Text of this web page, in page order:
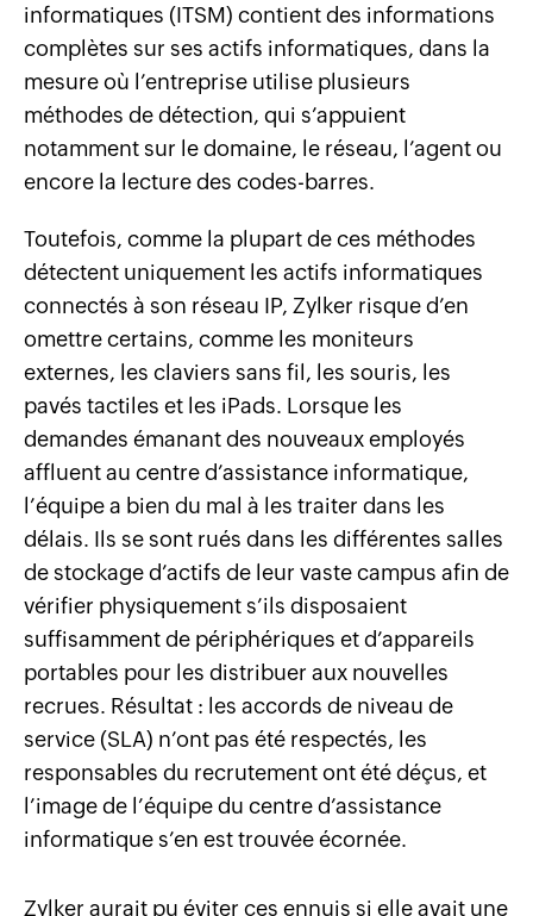
informatiques (ITSM) contient des informations
complètes sur ses actifs informatiques, dans la
mesure où l’entreprise utilise plusieurs
méthodes de détection, qui s’appuient
notamment sur le domaine, le réseau, l’agent ou
encore la lecture des codes-barres.
Toutefois, comme la plupart de ces méthodes
détectent uniquement les actifs informatiques
connectés à son réseau IP, Zylker risque d’en
omettre certains, comme les moniteurs
externes, les claviers sans fil, les souris, les
pavés tactiles et les iPads. Lorsque les
demandes émanant des nouveaux employés
affluent au centre d’assistance informatique,
l’équipe a bien du mal à les traiter dans les
délais. Ils se sont rués dans les différentes salles
de stockage d’actifs de leur vaste campus afin de
vérifier physiquement s’ils disposaient
suffisamment de périphériques et d’appareils
portables pour les distribuer aux nouvelles
recrues. Résultat : les accords de niveau de
service (SLA) n’ont pas été respectés, les
responsables du recrutement ont été déçus, et
l’image de l’équipe du centre d’assistance
informatique s’en est trouvée écornée.
Zylker aurait pu éviter ces ennuis si elle avait une